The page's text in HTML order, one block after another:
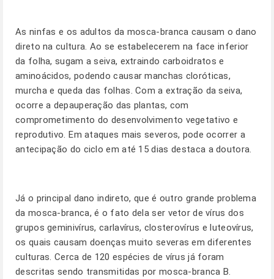
As ninfas e os adultos da mosca-branca causam o dano
direto na cultura. Ao se estabelecerem na face inferior
da folha, sugam a seiva, extraindo carboidratos e
aminoácidos, podendo causar manchas cloróticas,
murcha e queda das folhas. Com a extração da seiva,
ocorre a depauperação das plantas, com
comprometimento do desenvolvimento vegetativo e
reprodutivo. Em ataques mais severos, pode ocorrer a
antecipação do ciclo em até 15 dias destaca a doutora.
Já o principal dano indireto, que é outro grande problema
da mosca-branca, é o fato dela ser vetor de vírus dos
grupos geminivírus, carlavírus, closterovírus e luteovírus,
os quais causam doenças muito severas em diferentes
culturas. Cerca de 120 espécies de vírus já foram
descritas sendo transmitidas por mosca-branca B.